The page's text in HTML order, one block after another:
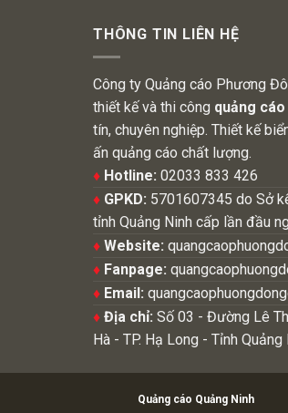
THÔNG TIN LIÊN HỆ
Công ty Quảng cáo Phương
thiết kế và thi công quảng
tín, chuyên nghiệp. Thiết kế
ấn quảng cáo chất lượng.
♦ Hotline: 02033 833 426
♦ GPKD: 5701607345 do Sở
tỉnh Quảng Ninh cấp lần đầu
♦ Website:
♦ Fanpage:
♦ Email:
♦ Địa chỉ: Số 03 - Đường Lê
Hà - TP. Hạ Long - Tỉnh Quảng
Quảng cáo Quảng Ninh